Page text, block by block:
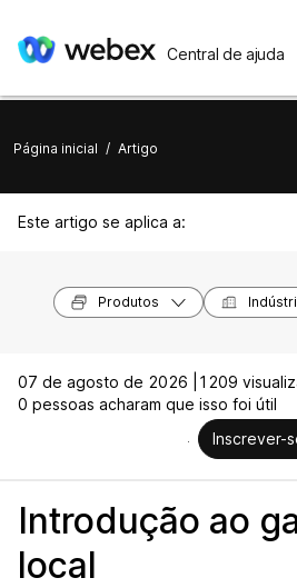
Central de ajuda
Página inicial / Artigo
Este artigo se aplica a:
Produtos
07 de agosto de 2026 |
1209
0 pessoas acharam que isso foi útil
Inscrever-
Introdução ao
local